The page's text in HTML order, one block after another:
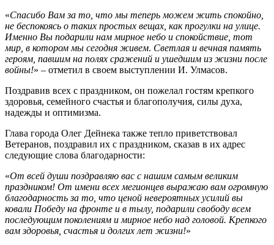
«Спасибо Вам за то, что мы теперь можем жить спокойно,
не беспокоясь о таких простых вещах, как прогулки на улице.
Именно Вы подарили нам мирное небо и спокойствие, тот
мир, в котором мы сегодня живем. Светлая и вечная память
героям, павшим на полях сражений и ушедшим из жизни после
войны!» – отметил в своем выступлении И. Улмасов.
Поздравив всех с праздником, он пожелал гостям крепкого
здоровья, семейного счастья и благополучия, силы духа,
надежды и оптимизма.
Глава города Олег Дейнека также тепло приветствовал
Ветеранов, поздравил их с праздником, сказав в их адрес
следующие слова благодарности:
«От всей души поздравляю вас с нашим самым великим
праздником! От имени всех мегионцев выражаю вам огромную
благодарность за то, что ценой невероятных усилий вы
ковали Победу на фронте и в тылу, подарили свободу всем
последующим поколениям и мирное небо над головой. Крепкого
вам здоровья, счастья и долгих лет жизни!»